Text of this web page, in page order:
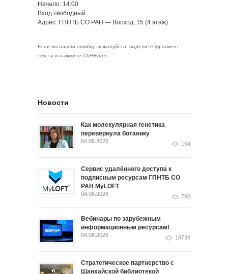
Начало: 14:00
Вход свободный.
Адрес: ГПНТБ СО РАН — Восход, 15 (4 этаж)
Если вы нашли ошибку, пожалуйста, выделите фрагмент
текста и нажмите Ctrl+Enter.
Новости
Как молекулярная генетика
перевернула ботанику
04.08.2026 154
Сервис удалённого доступа к
подписным ресурсам ГПНТБ СО
РАН MyLOFT
04.08.2026 790
Вебинары по зарубежным
информационным ресурсам!
04.08.2026 19739
Стратегическое партнерство с
Шанхайской библиотекой